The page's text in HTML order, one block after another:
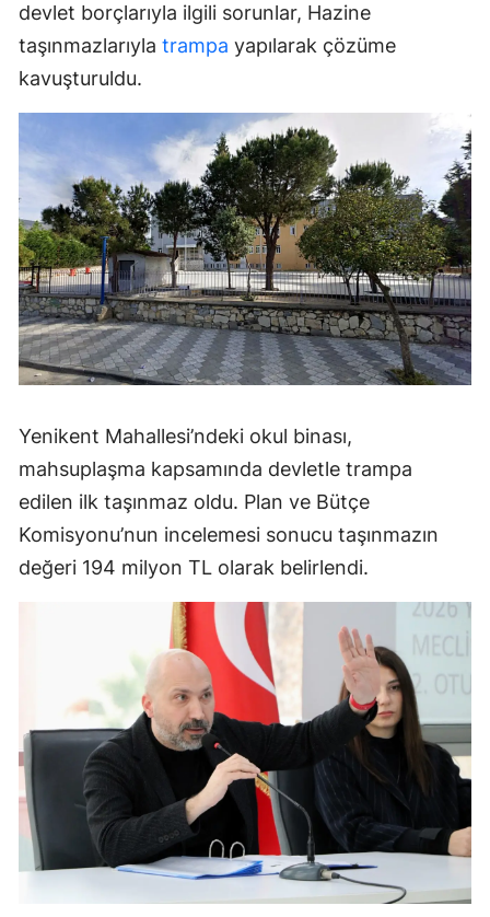
devlet borçlarıyla ilgili sorunlar, Hazine
taşınmazlarıyla trampa yapılarak çözüme
kavuşturuldu.
Yenikent Mahallesi’ndeki okul binası,
mahsuplaşma kapsamında devletle trampa
edilen ilk taşınmaz oldu. Plan ve Bütçe
Komisyonu’nun incelemesi sonucu taşınmazın
değeri 194 milyon TL olarak belirlendi.